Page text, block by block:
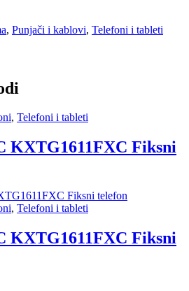
, Punjači i kablovi, Telefoni i tableti
, Telefoni i tableti
KXTG1611FXC Fiksni
, Telefoni i tableti
KXTG1611FXC Fiksni